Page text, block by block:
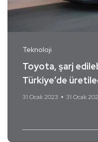
Teknoloji
Toyota, şarj
Türkiye’de
31 Ocak 2023 31 Ocak